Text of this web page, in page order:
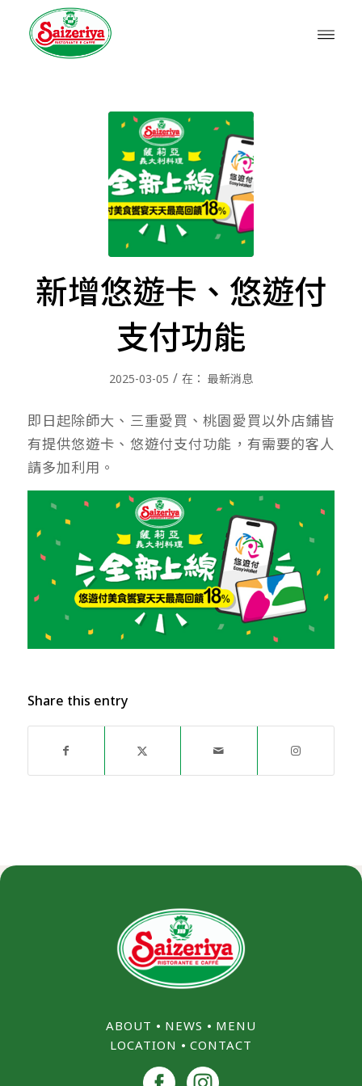
新增悠遊卡、悠遊付
支付功能
2025-03-05 / 在： 最新消息
即日起除師大、三重愛買、桃園愛買以外店鋪皆
有提供悠遊卡、悠遊付支付功能，有需要的客人
請多加利用。
Share this entry
ABOUT ⦁ NEWS ⦁ MENU
LOCATION ⦁ CONTACT